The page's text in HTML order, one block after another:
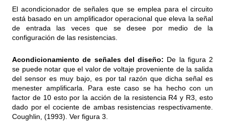
El acondicionador de señales que se emplea para el circuito
está basado en un amplificador operacional que eleva la señal
de entrada las veces que se desee por medio de la
configuración de las resistencias.
Acondicionamiento de señales del diseño: De la figura 2
se puede notar que el valor de voltaje proveniente de la salida
del sensor es muy bajo, es por tal razón que dicha señal es
menester amplificarla. Para este caso se ha hecho con un
factor de 10 esto por la acción de la resistencia R4 y R3, esto
dado por el cociente de ambas resistencias respectivamente.
Coughlin, (1993). Ver figura 3.